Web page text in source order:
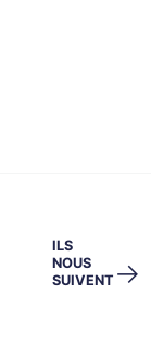
ILS
NOUS
SUIVENT →